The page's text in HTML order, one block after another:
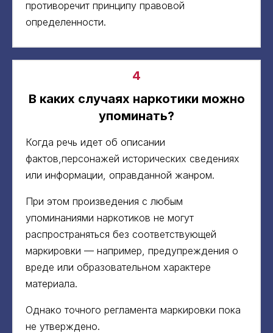
противоречит принципу правовой
определенности.
4
В каких случаях наркотики можно
упоминать?
Когда речь идет об описании
фактов,персонажей исторических сведениях
или информации, оправданной жанром.
При этом произведения с любым
упоминаниями наркотиков не могут
распространяться без соответствующей
маркировки — например, предупреждения о
вреде или образовательном характере
материала.
Однако точного регламента маркировки пока
не утверждено.